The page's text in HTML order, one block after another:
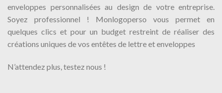
enveloppes personnalisées au design de votre entreprise.
Soyez professionnel ! Monlogoperso vous permet en
quelques clics et pour un budget restreint de réaliser des
créations uniques de vos entêtes de lettre et enveloppes
N’attendez plus, testez nous !